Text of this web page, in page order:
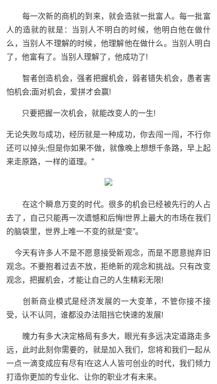
每一次新的商机的到来，就会造就一批富人。每一批富
人的造就的就是：当别人不明白的时候，他明白他在做什
么，当别人不理解的时候，他理解他在做什么。当别人明白
了，他富有了。当别人理解了，他成功了!
智者创造机会，强者把握机会，弱者错失机会，愚者害
怕机会;面对机会，爱拼才会赢!
只要把握一次机会，就能改变人的一生!
无论失败与成功，经历就是一种成功，你去闯一闯，不行你
还可以掉头;但是你如果不做，就像晚上想想千条路，早上起
来走原路，一样的道理。”
在这个瞬息万变的时代。很多的机会已经被先行的人占
去了，自己只能再一次遗憾和后悔!世界上最大的市场在我们
的脑袋里，世界上唯一不变的就是“变”。
今天有许多人不是不愿意接受新观念，而是不愿意抛弃旧
观念。不要抱着过去不放，拒绝新的观念和挑战。只有改变
观念，把握机会，才能让自己的人生精彩无限!
创新商业模式是经济发展的一大变革，不管你接不接
受，认不认同，谁都没办法阻挡它快速的发展!
魄力有多大决定格局有多大，眼光有多远决定道路走多
远，此时此刻你需要的，就是加入我们，您将和我们一起从
一点一滴变成应有尽有!在这人人皆可创业的时代，我们倾力
打造你更加的专业化、让你的职业才有未来。